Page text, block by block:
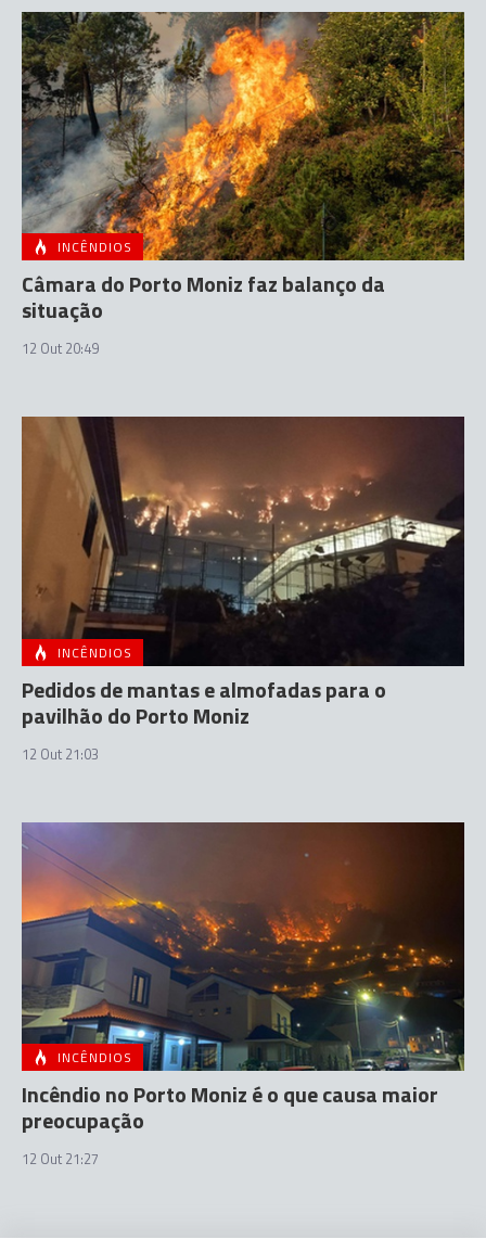
INCÊNDIOS
Câmara do Porto Moniz faz balanço da
situação
12 Out 20:49
INCÊNDIOS
Pedidos de mantas e almofadas para o
pavilhão do Porto Moniz
12 Out 21:03
INCÊNDIOS
Incêndio no Porto Moniz é o que causa maior
preocupação
12 Out 21:27